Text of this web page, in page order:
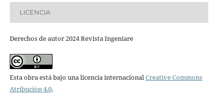
LICENCIA
Derechos de autor 2024 Revista Ingeniare
Esta obra está bajo una licencia internacionalCreative Commons
Atribución 4.0.